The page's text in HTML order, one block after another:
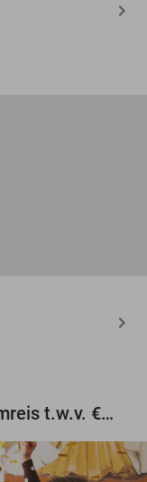
Maak gratis kans op een droomreis t.w.v. €3.000!